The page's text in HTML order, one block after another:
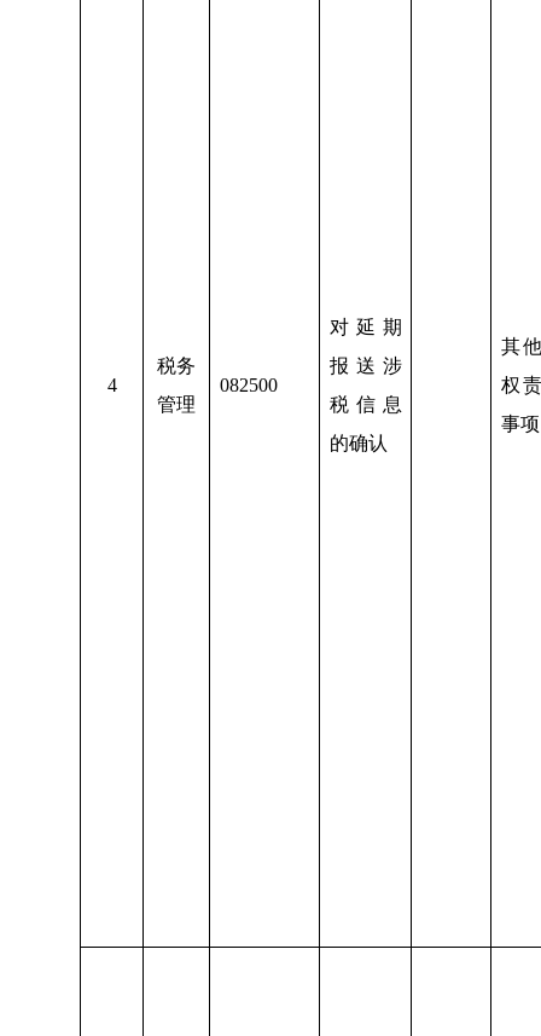
4
税务
管理
082500
对延期
报送涉
税信息
的确认
其
权
事项